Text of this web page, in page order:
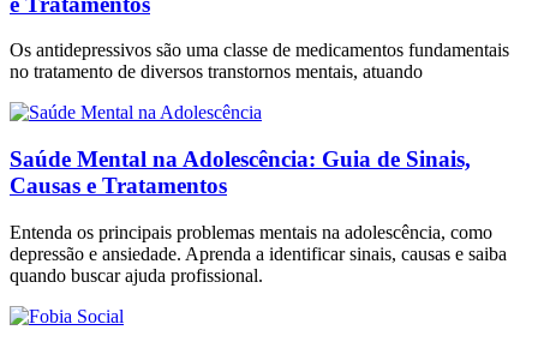
Os antidepressivos são uma classe de medicamentos fundamentais
no tratamento de diversos transtornos mentais, atuando
Saúde Mental na Adolescência: Guia de Sinais,
Causas e Tratamentos
Entenda os principais problemas mentais na adolescência, como
depressão e ansiedade. Aprenda a identificar sinais, causas e saiba
quando buscar ajuda profissional.